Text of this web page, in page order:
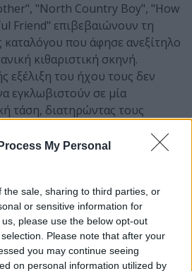
My Personal
the sale, sharing to third parties, or
or sensitive information for
please use the below opt-out
Please note that after your
you may continue seeing
on personal information utilized by
"North Country Boy", "How
Friend" επιβεβαιώνουν τη
καταλόγου που άφησε ανεξίτηλο
κιθαριστική σκηνή.
εξέλιξη του ήχου τους δεν
εγκλωβιστούν σε μία
τάση, διατηρώντας τους
Friendly
Between 10th
σήμερα το ίδιο
πιο πρόσφατες δουλειές τους,
We Are Love (2025),
για ένα συγκρότημα που
έμπνευση και δημιουργική